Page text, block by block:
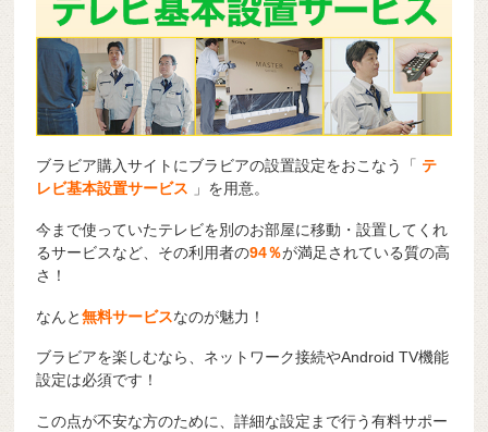
ブラビア購入サイトにブラビアの設置設定をおこなう「 テ
レビ基本設置サービス 」を用意。
今まで使っていたテレビを別のお部屋に移動・設置してくれ
るサービスなど、その利用者の94％が満足されている質の高
さ！
なんと無料サービスなのが魅力！
ブラビアを楽しむなら、ネットワーク接続やAndroid TV機能
設定は必須です！
この点が不安な方のために、詳細な設定まで行う有料サポー